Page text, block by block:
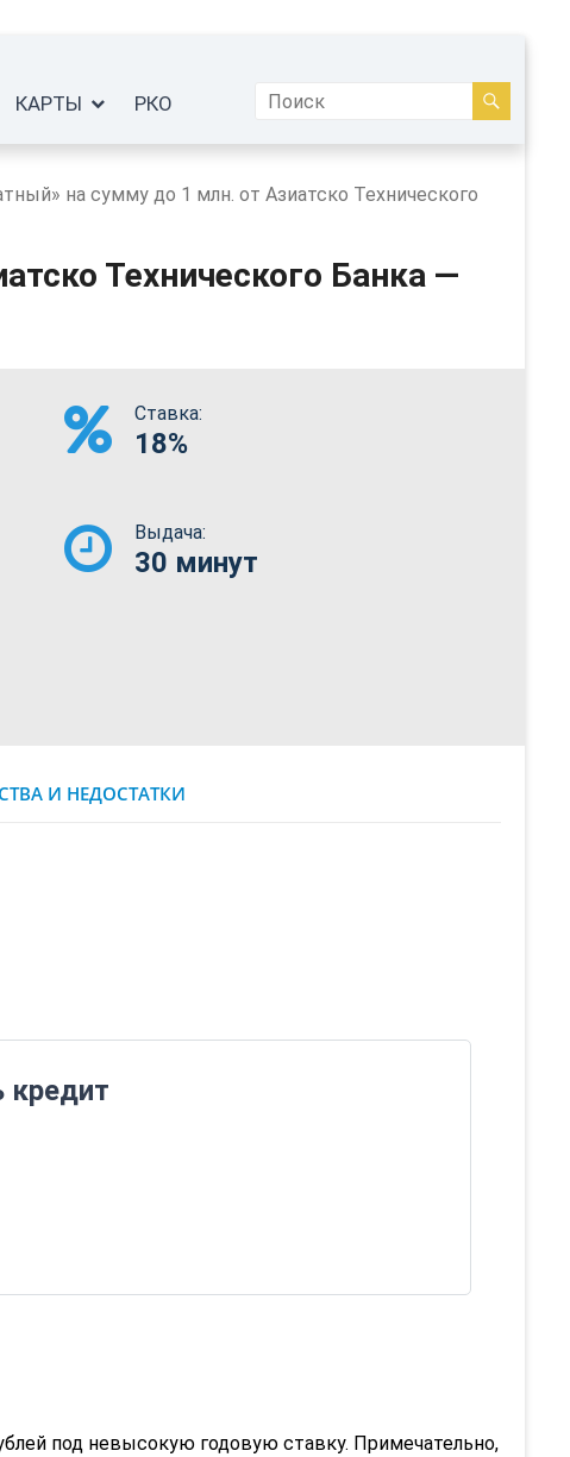
КАРТЫ РКО
на сумму до 1 млн. от Азиатско Технического
Технического Банка —
Ставка:
18%
Выдача:
30 минут
И НЕДОСТАТКИ
кредит
под невысокую годовую ставку. Примечательно,